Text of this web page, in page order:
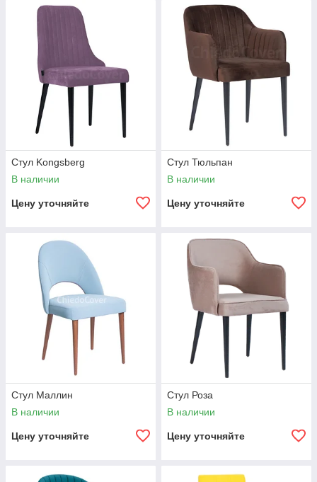
Стул Kongsberg
В наличии
Цену уточняйте
Стул Тюльпан
В наличии
Цену уточняйте
Стул Маллин
В наличии
Цену уточняйте
Стул Роза
В наличии
Цену уточняйте